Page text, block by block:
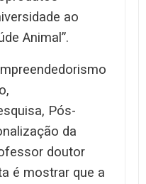
ao
Animal”.
Pós-
da
doutor
é mostrar que a